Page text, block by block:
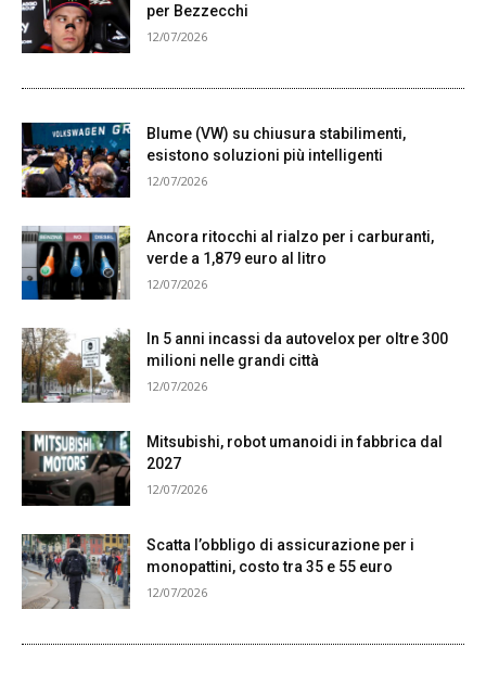
per Bezzecchi
12/07/2026
Blume (VW) su chiusura stabilimenti,
esistono soluzioni più intelligenti
12/07/2026
Ancora ritocchi al rialzo per i carburanti,
verde a 1,879 euro al litro
12/07/2026
In 5 anni incassi da autovelox per oltre 300
milioni nelle grandi città
12/07/2026
Mitsubishi, robot umanoidi in fabbrica dal
2027
12/07/2026
Scatta l’obbligo di assicurazione per i
monopattini, costo tra 35 e 55 euro
12/07/2026